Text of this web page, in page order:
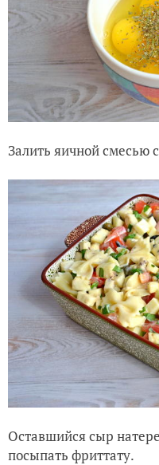
Залить яичной
Оставшийся сыр
посыпать фриттату.